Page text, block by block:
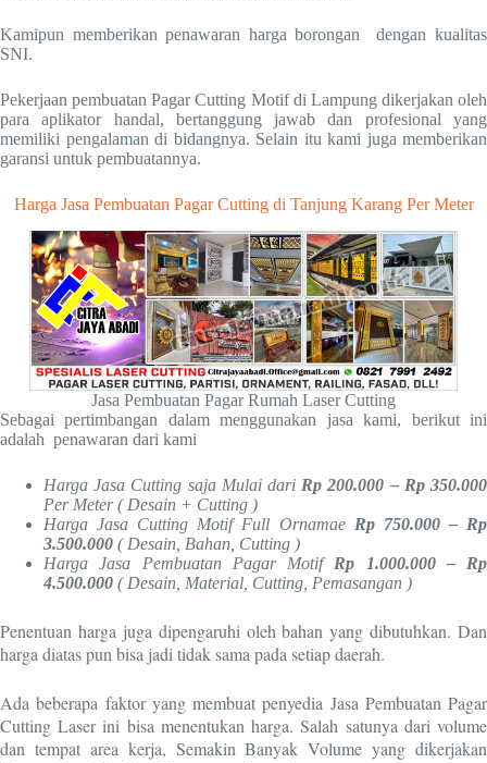
Kamipun memberikan penawaran harga borongan dengan kualitas
SNI.
Pekerjaan pembuatan Pagar Cutting Motif di Lampung dikerjakan oleh
para aplikator handal, bertanggung jawab dan profesional yang
memiliki pengalaman di bidangnya. Selain itu kami juga memberikan
garansi untuk pembuatannya.
Harga Jasa Pembuatan Pagar Cutting di Tanjung Karang Per Meter
Jasa Pembuatan Pagar Rumah Laser Cutting
Sebagai pertimbangan dalam menggunakan jasa kami, berikut ini
adalah penawaran dari kami
Harga Jasa Cutting saja Mulai dari Rp 200.000 – Rp 350.000
Per Meter ( Desain + Cutting )
Harga Jasa Cutting Motif Full Ornamae Rp 750.000 – Rp
3.500.000 ( Desain, Bahan, Cutting )
Harga Jasa Pembuatan Pagar Motif Rp 1.000.000 – Rp
4.500.000 ( Desain, Material, Cutting, Pemasangan )
Penentuan harga juga dipengaruhi oleh bahan yang dibutuhkan. Dan
harga diatas pun bisa jadi tidak sama pada setiap daerah.
Ada beberapa faktor yang membuat penyedia Jasa Pembuatan Pagar
Cutting Laser ini bisa menentukan harga. Salah satunya dari volume
dan tempat area kerja, Semakin Banyak Volume yang dikerjakan